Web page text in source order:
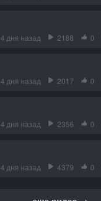
4 дня назад 2188 0
4 дня назад 2017 0
4 дня назад 2356 0
4 дня назад 4379 0